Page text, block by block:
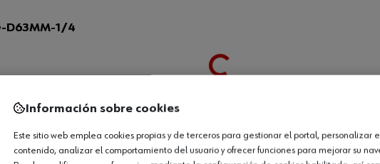
D63MM-1/4
Loading...
Información sobre cookies
Este sitio web emplea cookies propias y de terceros para gestionar el portal, personalizar
contenido, analizar el comportamiento del usuario y ofrecer funciones para mejorar su